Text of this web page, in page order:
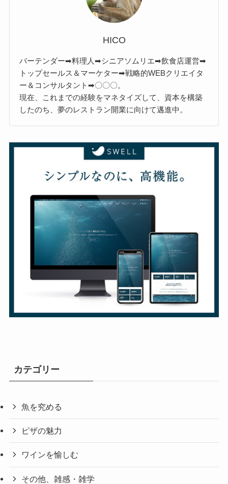
HICO
バーテンダー➡料理人➡シニアソムリエ➡飲食店運営➡
トップセールス＆マーケター➡戦略的WEBクリエイタ
ー＆コンサルタント➡〇〇〇。
現在、これまでの経験をマネタイズして、資本を構築
したのち、夢のレストラン開業に向けて邁進中。
カテゴリー
魚を究める
ピザの魅力
ワインを愉しむ
その他、雑感・雑学